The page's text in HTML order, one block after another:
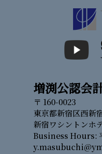
増渕公認会
〒 160-0023
東京都新宿区西新
新宿ワシントンホ
Business Hours: